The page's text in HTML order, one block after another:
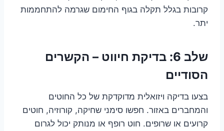
קרובות בגלל תקלה בגוף החימום שגרמה להתחממות
יתר.
שלב 6: בדיקת חיווט – הקשרים
הסודיים
בצעו בדיקה ויזואלית מדוקדקת של כל החוטים
והמחברים באזור. חפשו סימני שחיקה, קורוזיה, חוטים
קרועים או שרופים. חוט רופף או מנותק יכול לגרום